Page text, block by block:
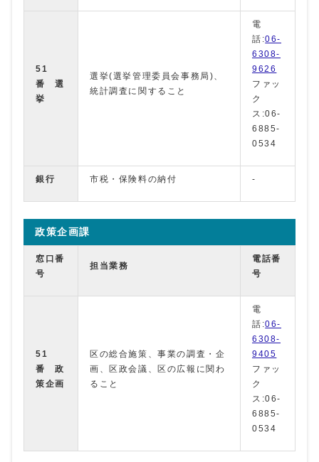
51
番 選
挙
選挙(選挙管理委員会事務局)、
統計調査に関すること
電
話:06-
6308-
9626
ファッ
ク
ス:06-
6885-
0534
銀行 市税・保険料の納付 ‐
政策企画課
窓口番
号
担当業務
電話番
号
51
番 政
策企画
区の総合施策、事業の調査・企
画、区政会議、区の広報に関わ
ること
電
話:06-
6308-
9405
ファッ
ク
ス:06-
6885-
0534